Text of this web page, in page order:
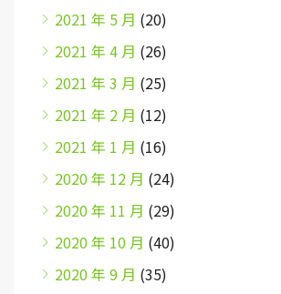
2021 年 5 月 (20)
2021 年 4 月 (26)
2021 年 3 月 (25)
2021 年 2 月 (12)
2021 年 1 月 (16)
2020 年 12 月 (24)
2020 年 11 月 (29)
2020 年 10 月 (40)
2020 年 9 月 (35)